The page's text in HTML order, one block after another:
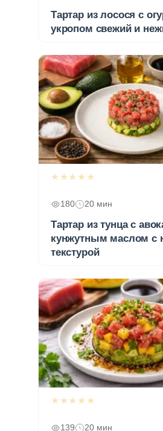
Тартар из лосося с
укропом свежий и
★★★★★
180 20 мин
Тартар из тунца с
кунжутным маслом с
текстурой
★★★★★
139 20 мин